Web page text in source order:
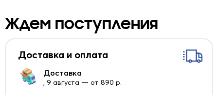
Ждем поступления
Доставка и оплата
Доставка
, 9 августа — от 890 р.